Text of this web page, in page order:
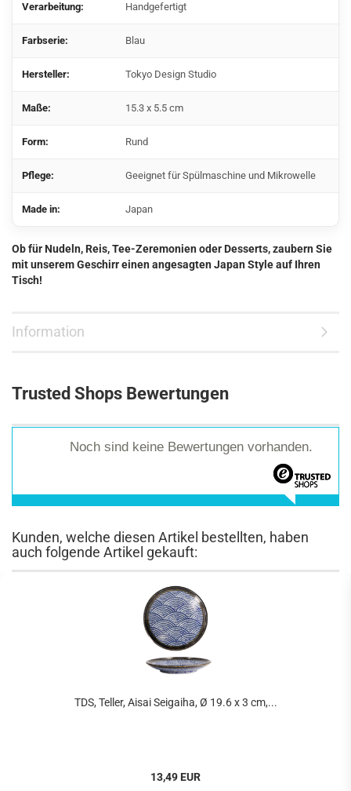
Verarbeitung: Handgefertigt
Farbserie: Blau
Hersteller: Tokyo Design Studio
Maße: 15.3 x 5.5 cm
Form: Rund
Pflege: Geeignet für Spülmaschine und Mikrowelle
Made in: Japan
Ob für Nudeln, Reis, Tee-Zeremonien oder Desserts, zaubern Sie
mit unserem Geschirr einen angesagten Japan Style auf Ihren
Tisch!
Information
Trusted Shops Bewertungen
Noch sind keine Bewertungen vorhanden.
Kunden, welche diesen Artikel bestellten, haben
auch folgende Artikel gekauft:
TDS, Teller, Aisai Seigaiha, Ø 19.6 x 3 cm,...
13,49 EUR